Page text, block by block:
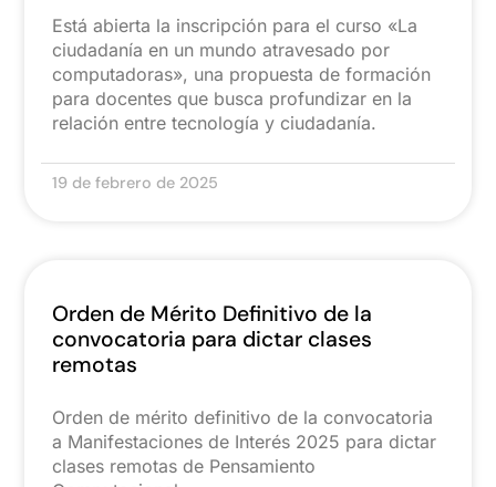
Está abierta la inscripción para el curso «La
ciudadanía en un mundo atravesado por
computadoras», una propuesta de formación
para docentes que busca profundizar en la
relación entre tecnología y ciudadanía.
19 de febrero de 2025
Orden de Mérito Definitivo de la
convocatoria para dictar clases
remotas
Orden de mérito definitivo de la convocatoria
a Manifestaciones de Interés 2025 para dictar
clases remotas de Pensamiento